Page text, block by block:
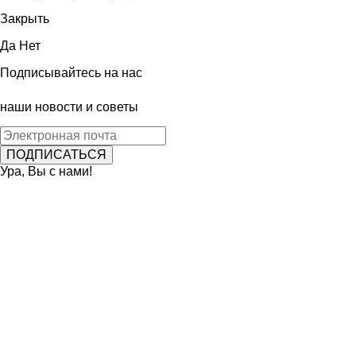
Закрыть
Да Нет
Подписывайтесь на нас
наши новости и советы
Ура, Вы с нами!